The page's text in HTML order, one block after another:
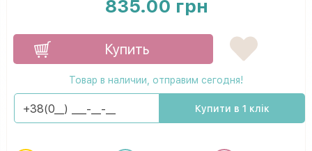
835.00 грн
Купить
Товар в наличии, отправим сегодня!
Купити в 1 клік